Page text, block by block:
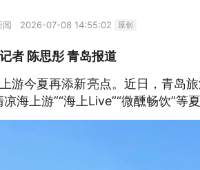
闻 2026-07-08 14:55:02 原创
者 陈思彤 青岛报道
今夏再添新亮点。近日，青岛旅
凉海上游”“海上Live”“微醺畅饮”